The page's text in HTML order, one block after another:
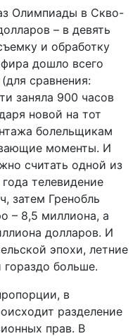
Олимпиады в Скво-
– в девять
и обработку
дошло всего
сравнения:
заняла 900 часов
новой на тот
болельщикам
моменты. И
считать одной из
телевидение
затем Гренобль
– 8,5 миллиона, а
долларов. И
эпохи, летние
больше.
в
разделение
прав. В